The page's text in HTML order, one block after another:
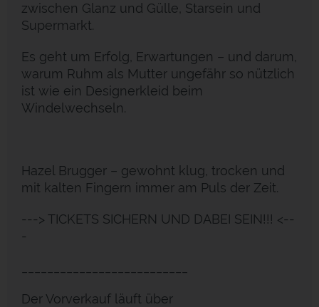
zwischen Glanz und Gülle, Starsein und
Supermarkt.
Es geht um Erfolg, Erwartungen – und darum,
warum Ruhm als Mutter ungefähr so nützlich
ist wie ein Designerkleid beim
Windelwechseln.
Hazel Brugger – gewohnt klug, trocken und
mit kalten Fingern immer am Puls der Zeit.
---> TICKETS SICHERN UND DABEI SEIN!!! <--
-
Der Vorverkauf läuft über